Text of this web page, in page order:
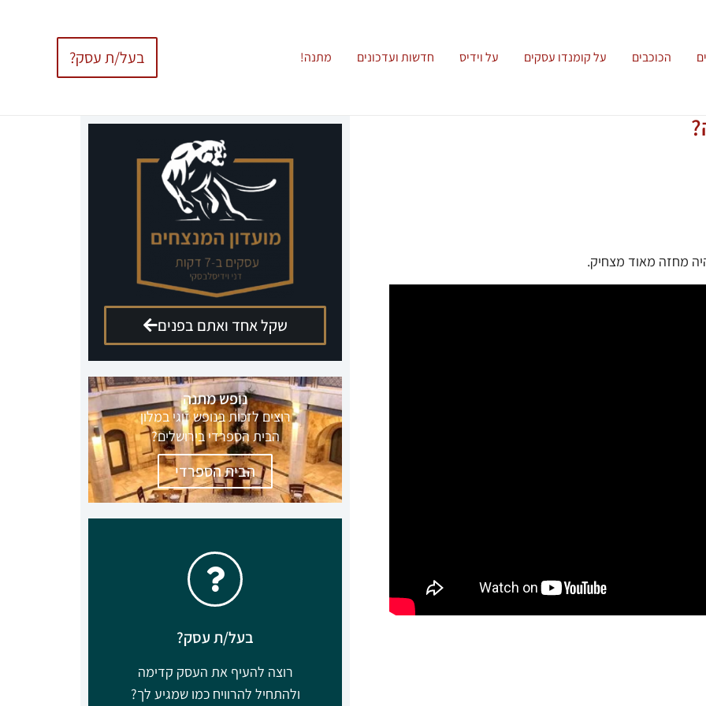
הכוכבים על קומנדו עסקים על וידיס חדשות ועדכונים מתנה! בעל/ת עסק?
מחזה מאוד מצחיק.
שקל אחד ואתם בפנים
בעל/ת עסק?
רוצה להעיף את העסק קדימה
ולהתחיל להרוויח כמו שמגיע לך?
הגישו מועמדות לקומנדו עסקים
קבוצה מנצחת להשגת תוצאות ורווחים
בליוויו של דני וידיסלבסקי
ללחוץ כאן